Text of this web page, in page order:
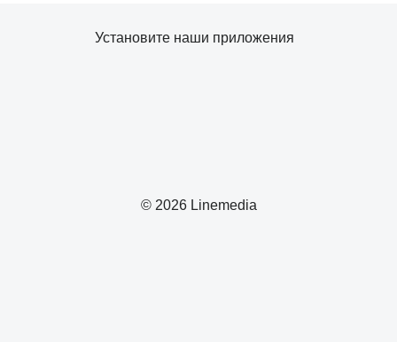
© 2026 Linemedia
Установите наши приложения